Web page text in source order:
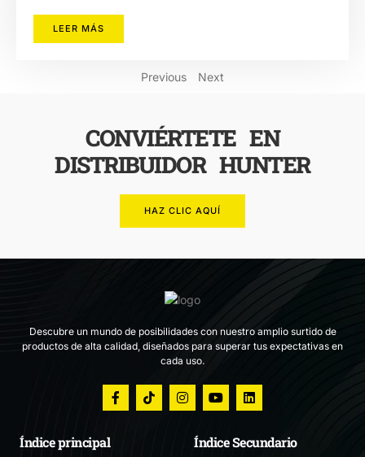
LEER MÁS
Previous Next
CONVIÉRTETE EN
DISTRIBUIDOR HUNTER
HAZ CLIC AQUÍ
Descubre un mundo de posibilidades con nuestro amplio surtido de
productos de alta calidad, diseñados para superar tus expectativas en
cada uso.
Índice principal Índice Secundario